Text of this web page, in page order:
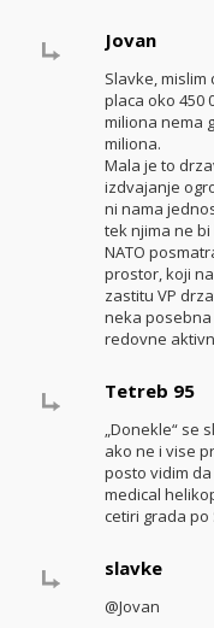
Jovan
Slavke,
placa oko 450
miliona nema
miliona.
Mala je to
izdvajanje
ni nama
tek njima ne
NATO
prostor, koji
zastitu VP
neka posebna
redovne
Tetreb 95
„Donekle“ se
ako ne i vise
posto vidim da
medical
cetiri grada po
slavke
@Jovan